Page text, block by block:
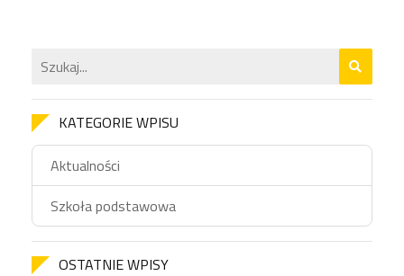
KATEGORIE WPISU
Aktualności
Szkoła podstawowa
OSTATNIE WPISY